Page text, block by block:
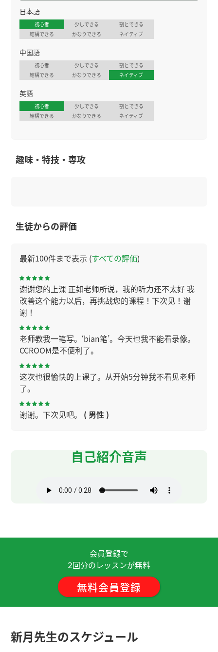
日本語
初心者 少しできる
割とできる
結構できる
かなりできる ネイティブ
中国語
初心者 少しできる
割とできる
結構できる
かなりできる ネイティブ
英語
初心者 少しできる
割とできる
結構できる
かなりできる ネイティブ
趣味・特技・専攻
生徒からの評価
最新100件まで表示 (すべての評価)
谢谢您的上课 正如老师所说，我的听力还不太好 我
改善这个能力以后，再挑战您的课程！下次见！谢
谢！
老师教我一笔写。‘bian笔’。今天也我不能看录像。
CCROOM是不便利了。
这次也很愉快的上课了。从开始5分钟我不看见老师
了。
谢谢。下次见吧。 ( 男性 )
这次也谢谢您！ 下次见！ ( 男性 )
我觉得跟老师对话用铅笔写很愉快。
仅了解了日本和中国老师工作方式的不同，也对客
家文化有了认识。您说的 “大胆地说，别不好意
思。” 给了我很大的信心。期待下次再跟您聊天，谢
今天我们用CCroom了。现在我放录像。我觉得不好
自己紹介音声
会員登録で
2回分のレッスンが無料
無料会員登録
新月先生のスケジュール